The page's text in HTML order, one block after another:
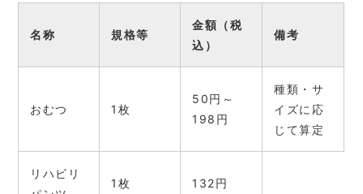
名称 規格等
金額（税
込）
備考
おむつ 1枚
50円～
198円
種類・サ
イズに応
じて算定
リハビリ
1枚 132円